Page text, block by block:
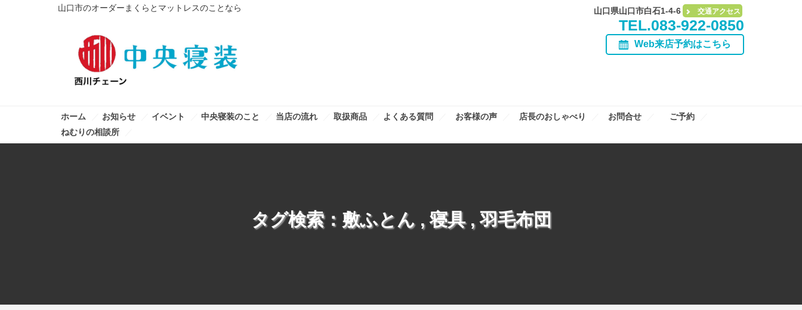
山口市のオーダーまくらとマットレスのことなら 山口県山口市白石1-4-6 交通アクセス
TEL.083-922-0850
Web来店予約はこちら
ホーム お知らせ イベント 中央寝装のこと 当店の流れ 取扱商品 よくある質問 お客様の声 店長のおしゃべり お問合せ
ご予約
ねむりの相談所
タグ検索： 敷ふとん,寝具,羽毛布団